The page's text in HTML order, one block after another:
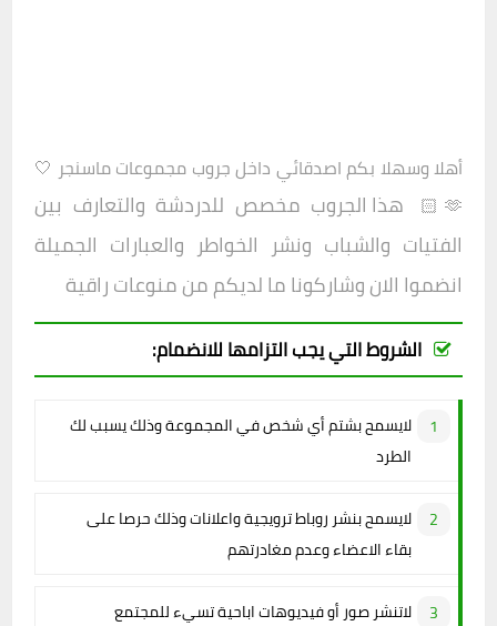
أهلا وسهلا بكم اصدقائي داخلجروب مجموعات ماسنجر 🤍
🫶🏻
هذا الجروب مخصص للدردشة والتعارف بين
الفتيات والشباب ونشر الخواطر والعبارات الجميلة
انضموا الان وشاركونا ما لديكم من منوعات راقية
الشروط التي يجب التزامها للانضمام:
لايسمح بشتم أي شخص في المجموعة وذلك يسبب لك
الطرد
لايسمح بنشر روباط ترويجية واعلانات وذلك حرصا على
بقاء الاعضاء وعدم مغادرتهم
لاتنشر صور أو فيديوهات اباحية تسيء للمجتمع